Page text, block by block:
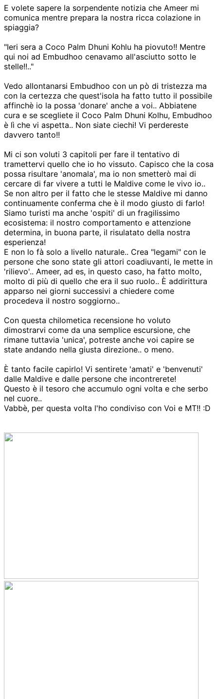
E volete sapere la sorpendente notizia che Ameer mi
comunica mentre prepara la nostra ricca colazione in
spiaggia?
"Ieri sera a Coco Palm Dhuni Kohlu ha piovuto!! Mentre
qui noi ad Embudhoo cenavamo all'asciutto sotto le
stelle!!.."
Vedo allontanarsi Embudhoo con un pò di tristezza ma
con la certezza che quest'isola ha fatto tutto il possibile
affinchè io la possa 'donare' anche a voi.. Abbiatene
cura e se scegliete il Coco Palm Dhuni Kolhu, Embudhoo
è lì che vi aspetta.. Non siate ciechi! Vi perdereste
davvero tanto!!
Mi ci son voluti 3 capitoli per fare il tentativo di
tramettervi quello che io ho vissuto. Capisco che la cosa
possa risultare 'anomala', ma io non smetterò mai di
cercare di far vivere a tutti le Maldive come le vivo io..
Se non altro per il fatto che le stesse Maldive mi danno
continuamente conferma che è il modo giusto di farlo!
Siamo turisti ma anche 'ospiti' di un fragilissimo
ecosistema: il nostro comportamento e attenzione
determina, in buona parte, il risulatato della nostra
esperienza!
E non lo fà solo a livello naturale.. Crea "legami" con le
persone che sono state gli attori coadiuvanti, le mette in
'rilievo'.. Ameer, ad es, in questo caso, ha fatto molto,
molto di più di quello che era il suo ruolo.. È addirittura
apparso nei giorni successivi a chiedere come
procedeva il nostro soggiorno..
Con questa chilometica recensione ho voluto
dimostrarvi come da una semplice escursione, che
rimane tuttavia 'unica', potreste anche voi capire se
state andando nella giusta direzione.. o meno.
È tanto facile capirlo! Vi sentirete 'amati' e 'benvenuti'
dalle Maldive e dalle persone che incontrerete!
Questo è il tesoro che accumulo ogni volta e che serbo
nel cuore..
Vabbè, per questa volta l'ho condiviso con Voi e MT!! :D